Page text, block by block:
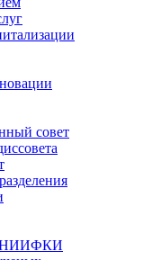
совет
НИИФКИ